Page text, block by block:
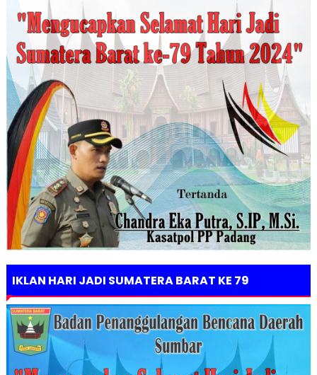
IKLAN HARI JADI SUMATERA BARAT KE 79